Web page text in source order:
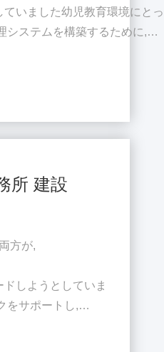
いました幼児教育環境にと
システムを構築するために,
所 建設
方が,
しようとしていました.
をサポートし,
必要としていました.